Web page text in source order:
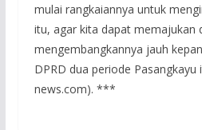
mulai rangkaiannya untuk
itu, agar kita dapat memajukan
mengembangkannya jauh
DPRD dua periode Pasangkayu
news.com). ***